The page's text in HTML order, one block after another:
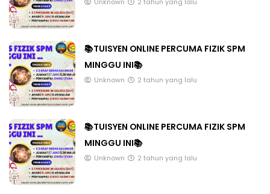
📚TUISYEN ONLINE PERCUMA FIZIK SPM
MINGGU INI📚
Unknown 2 tahun yang lalu
📚TUISYEN ONLINE PERCUMA FIZIK SPM
MINGGU INI📚
Unknown 2 tahun yang lalu